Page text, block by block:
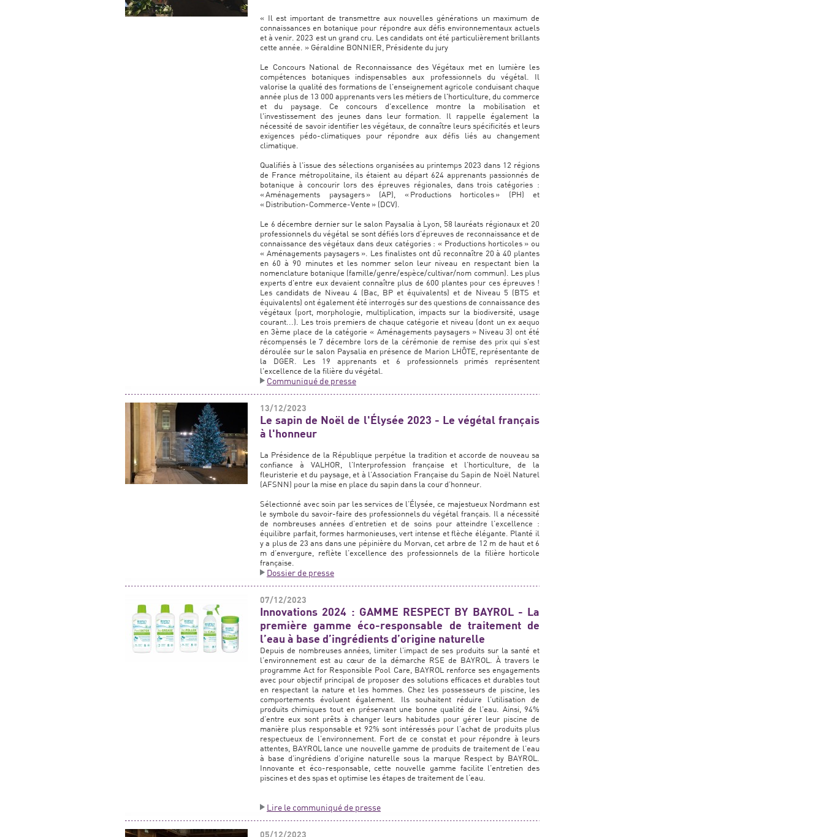
« Il est important de transmettre aux nouvelles générations un maximum de
connaissances en botanique pour répondre aux défis environnementaux actuels
et à venir. 2023 est un grand cru. Les candidats ont été particulièrement brillants
cette année. » Géraldine BONNIER, Présidente du jury
Le Concours National de Reconnaissance des Végétaux met en lumière les
compétences botaniques indispensables aux professionnels du végétal. Il
valorise la qualité des formations de l'enseignement agricole conduisant chaque
année plus de 13 000 apprenants vers les métiers de l'horticulture, du commerce
et du paysage. Ce concours d'excellence montre la mobilisation et
l'investissement des jeunes dans leur formation. Il rappelle également la
nécessité de savoir identifier les végétaux, de connaître leurs spécificités et leurs
exigences pédo-climatiques pour répondre aux défis liés au changement
climatique.
Qualifiés à l'issue des sélections organisées au printemps 2023 dans 12 régions
de France métropolitaine, ils étaient au départ 624 apprenants passionnés de
botanique à concourir lors des épreuves régionales, dans trois catégories :
« Aménagements paysagers » (AP), « Productions horticoles » (PH) et
« Distribution-Commerce-Vente » (DCV).
Le 6 décembre dernier sur le salon Paysalia à Lyon, 58 lauréats régionaux et 20
professionnels du végétal se sont défiés lors d'épreuves de reconnaissance et de
connaissance des végétaux dans deux catégories : « Productions horticoles » ou
« Aménagements paysagers ». Les finalistes ont dû reconnaître 20 à 40 plantes
en 60 à 90 minutes et les nommer selon leur niveau en respectant bien la
nomenclature botanique (famille/genre/espèce/cultivar/nom commun). Les plus
experts d'entre eux devaient connaître plus de 600 plantes pour ces épreuves !
Les candidats de Niveau 4 (Bac, BP et équivalents) et de Niveau 5 (BTS et
équivalents) ont également été interrogés sur des questions de connaissance des
végétaux (port, morphologie, multiplication, impacts sur la biodiversité, usage
courant...). Les trois premiers de chaque catégorie et niveau (dont un ex aequo
en 3ème place de la catégorie « Aménagements paysagers » Niveau 3) ont été
récompensés le 7 décembre lors de la cérémonie de remise des prix qui s'est
déroulée sur le salon Paysalia en présence de Marion LHÔTE, représentante de
la DGER. Les 19 apprenants et 6 professionnels primés représentent
l'excellence de la filière du végétal.
Communiqué de presse
13/12/2023
Le sapin de Noël de l'Élysée 2023 - Le végétal français
à l'honneur
La Présidence de la République perpétue la tradition et accorde de nouveau sa
confiance à VALHOR, l’Interprofession française et l’horticulture, de la
fleuristerie et du paysage, et à l’Association Française du Sapin de Noël Naturel
(AFSNN) pour la mise en place du sapin dans la cour d’honneur.
Sélectionné avec soin par les services de l’Élysée, ce majestueux Nordmann est
le symbole du savoir-faire des professionnels du végétal français. Il a nécessité
de nombreuses années d’entretien et de soins pour atteindre l’excellence :
équilibre parfait, formes harmonieuses, vert intense et flèche élégante. Planté il
y a plus de 23 ans dans une pépinière du Morvan, cet arbre de 12 m de haut et 6
m d’envergure, reflète l’excellence des professionnels de la filière horticole
française.
Dossier de presse
07/12/2023
Innovations 2024 : GAMME RESPECT BY BAYROL - La
première gamme éco-responsable de traitement de
l’eau à base d’ingrédients d’origine naturelle
Depuis de nombreuses années, limiter l’impact de ses produits sur la santé et
l’environnement est au cœur de la démarche RSE de BAYROL. À travers le
programme Act for Responsible Pool Care, BAYROL renforce ses engagements
avec pour objectif principal de proposer des solutions efficaces et durables tout
en respectant la nature et les hommes. Chez les possesseurs de piscine, les
comportements évoluent également. Ils souhaitent réduire l’utilisation de
produits chimiques tout en préservant une bonne qualité de l’eau. Ainsi, 94%
d’entre eux sont prêts à changer leurs habitudes pour gérer leur piscine de
manière plus responsable et 92% sont intéressés pour l’achat de produits plus
respectueux de l’environnement. Fort de ce constat et pour répondre à leurs
attentes, BAYROL lance une nouvelle gamme de produits de traitement de l’eau
à base d’ingrédiens d’origine naturelle sous la marque Respect by BAYROL.
Innovante et éco-responsable, cette nouvelle gamme facilite l’entretien des
piscines et des spas et optimise les étapes de traitement de l‘eau.
Lire le communiqué de presse
05/12/2023